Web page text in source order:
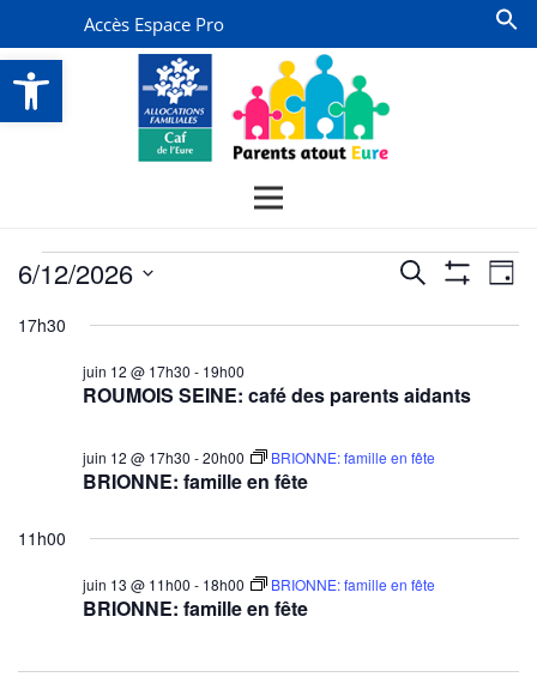
Ouvrir la barre d’outils
Accès Espace Pro
Évènements
for
Recherche
de
Recherche
Filtres
Jour
6/12/2026
une
17h30
ROUMOIS SEINE: café des parents aidants
juin 12 @ 17h30 - 19h00
BRIONNE: famille en fête
juin 12 @ 17h30 -20h00 BRIONNE: famille en fête
11h00
BRIONNE: famille en fête
juin 13 @ 11h00 - 18h00 BRIONNE: famille en fête